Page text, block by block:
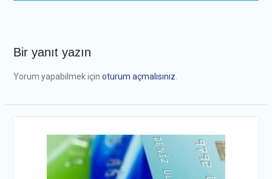
Bir yanıt yazın
Yorum yapabilmek için oturum açmalısınız